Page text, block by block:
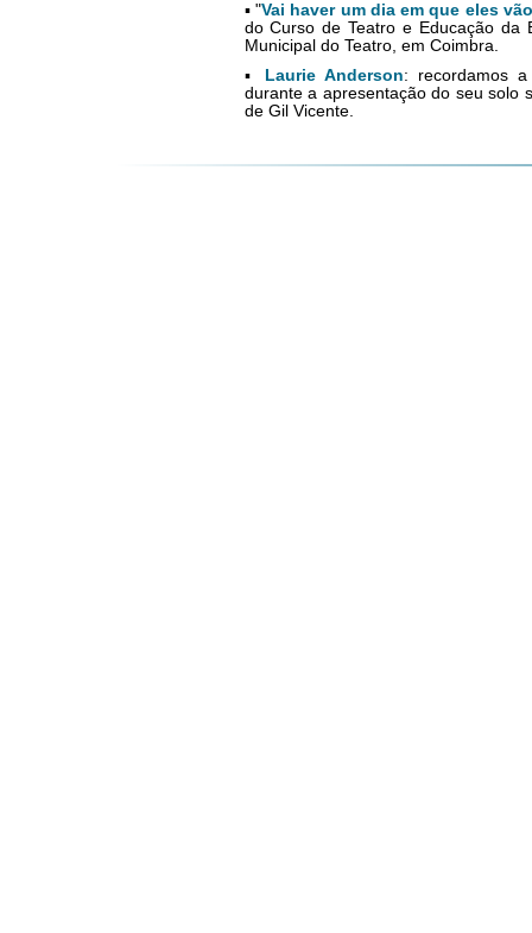
▪"Vai haver um dia em que eles
do Curso de Teatro e Educação da
Municipal do Teatro, em Coimbra.
▪
Laurie Anderson: recordamos
durante a apresentação do seu solo
de Gil Vicente.